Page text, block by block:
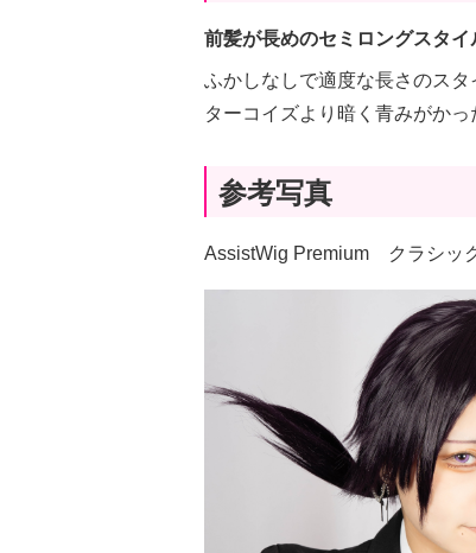
前髪が長めのセミロングスタイ
ふかしなしで適度な長さのスタ
ターコイズより暗く青みがかっ
参考写真
AssistWig Premium クラシッ